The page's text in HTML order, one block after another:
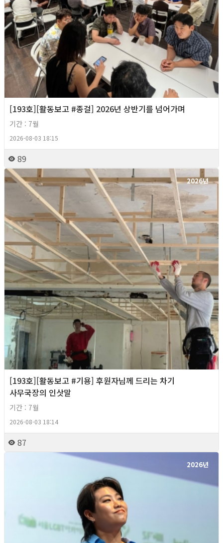
[193호][활동보고 #종걸] 2026년 상반기를 넘어가며
기간 : 7월
2026-08-03 18:15
89
2026년
[193호][활동보고 #기용] 후원자님께 드리는 차기
사무국장의 인삿말
기간 : 7월
2026-08-03 18:14
87
2026년